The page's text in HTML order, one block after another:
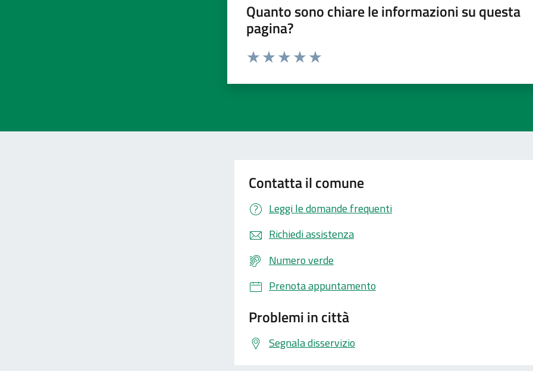
Quanto sono chiare le informazioni su questa
pagina?
Contatta il comune
Leggi le domande frequenti
Richiedi assistenza
Numero verde
Prenota appuntamento
Problemi in città
Segnala disservizio